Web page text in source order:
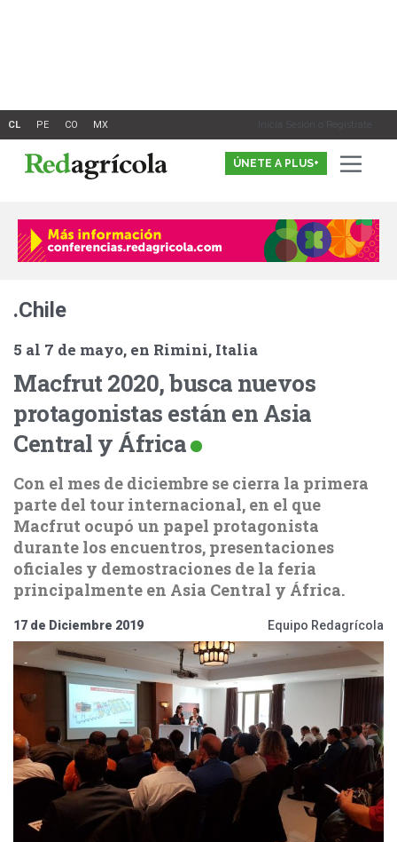
Inicia Sesión o Registrate
ÚNETE A PLUS+
.Chile
5 al 7 de mayo, en Rimini, Italia
Macfrut 2020, busca nuevos
protagonistas están en Asia
Central y África
Con el mes de diciembre se cierra la primera
parte del tour internacional, en el que
Macfrut ocupó un papel protagonista
durante los encuentros, presentaciones
oficiales y demostraciones de la feria
principalmente en Asia Central y África.
17 de Diciembre 2019 Equipo Redagrícola